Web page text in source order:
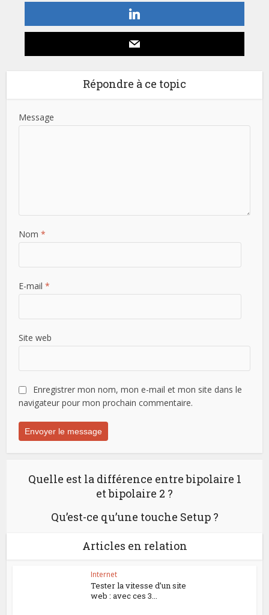
Répondre à ce topic
Message
Nom*
E-mail*
Site web
Enregistrer mon nom, mon e-mail et mon site dans le
navigateur pour mon prochain commentaire.
Quelle est la différence entre bipolaire 1
et bipolaire 2 ?
Qu’est-ce qu’une touche Setup ?
Articles en relation
Internet
Tester la vitesse d’un site
web : avec ces 3...